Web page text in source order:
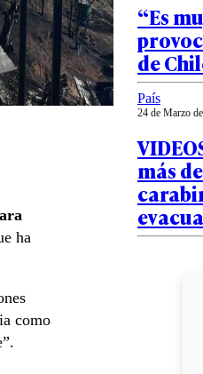
ha
como
“Es
de
País
24 de Marzo
más